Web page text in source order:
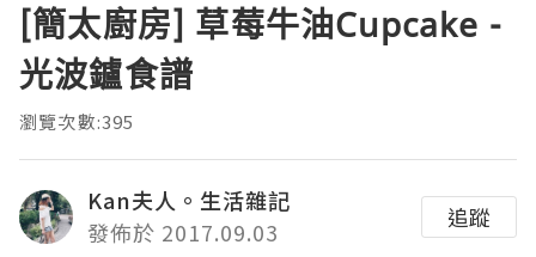
[簡太廚房] 草莓牛油Cupcake -
光波鑪食譜
瀏覽次數:395
Kan夫人。生活雜記
發佈於 2017.09.03
追蹤